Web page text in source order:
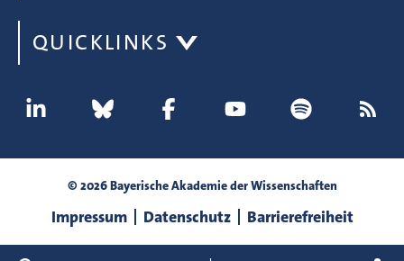
QUICKLINKS
© 2026 Bayerische Akademie der Wissenschaften
Impressum Datenschutz Barrierefreiheit